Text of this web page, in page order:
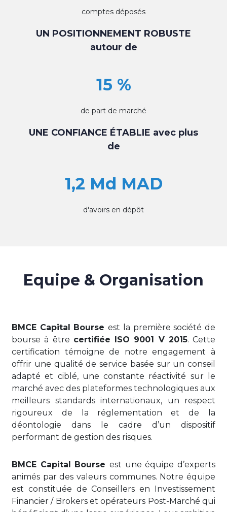
comptes déposés
UN POSITIONNEMENT ROBUSTE
autour de
15 %
de part de marché
UNE CONFIANCE ÉTABLIE avec plus
de
1,2 Md MAD
d'avoirs en dépôt
Equipe & Organisation
BMCE Capital Bourseest la première société de
bourse à être certifiée ISO 9001 V 2015. Cette
certification témoigne de notre engagement à
offrir une qualité de service basée sur un conseil
adapté et ciblé, une constante réactivité sur le
marché avec des plateformes technologiques aux
meilleurs standards internationaux, un respect
rigoureux de la réglementation et de la
déontologie dans le cadre d’un dispositif
performant de gestion des risques.
BMCE Capital Bourse est une équipe d’experts
animés par des valeurs communes. Notre équipe
est constituée de Conseillers en Investissement
Financier / Brokers et opérateurs Post-Marché qui